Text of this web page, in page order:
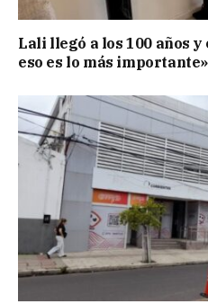
Lali llegó a los 100 años
eso es lo más importante»